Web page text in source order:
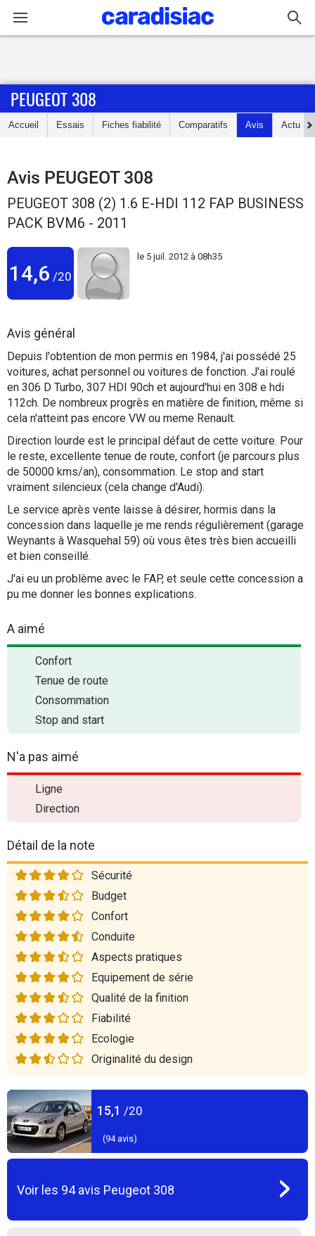
Accueil
Essais
Guide
d'achat
Utilitaires
Flottes
Services
Forum
Moto
Marques
PEUGEOT 308
Accueil Essais Fiches fiabilité Comparatifs Avis Actu
Avis PEUGEOT 308
PEUGEOT 308 (2) 1.6 E-HDI 112 FAP BUSINESS
PACK BVM6 - 2011
14,6 /20
le 5 juil. 2012 à 08h35
Avis général
Depuis l'obtention de mon permis en 1984, j'ai possédé 25
voitures, achat personnel ou voitures de fonction. J'ai roulé
en 306 D Turbo, 307 HDI 90ch et aujourd'hui en 308 e hdi
112ch. De nombreux progrès en matière de finition, même si
cela n'atteint pas encore VW ou meme Renault.
Direction lourde est le principal défaut de cette voiture. Pour
le reste, excellente tenue de route, confort (je parcours plus
de 50000 kms/an), consommation. Le stop and start
vraiment silencieux (cela change d'Audi).
Le service après vente laisse à désirer, hormis dans la
concession dans laquelle je me rends régulièrement (garage
Weynants à Wasquehal 59) où vous êtes très bien accueilli
et bien conseillé.
J'ai eu un problème avec le FAP, et seule cette concession a
pu me donner les bonnes explications.
A aimé
Confort
Tenue de route
Consommation
Stop and start
N'a pas aimé
Ligne
Direction
Détail de la note
Sécurité
Budget
Confort
Conduite
Aspects pratiques
Equipement de série
Qualité de la finition
Fiabilité
Ecologie
Originalité du design
15,1 /20
(94avis)
Voir les 94avis Peugeot 308